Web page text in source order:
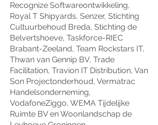
Recognize Softwareontwikkeling,
Royal T Shipyards, Senzer, Stichting
Cultuurbehoud Breda, Stichting de
Belvertshoeve, Taskforce-RIEC
Brabant-Zeeland, Team Rockstars IT,
Thwan van Gennip BV, Trade
Facilitation, Travion IT Distribution, Van
Son Projectonderhoud, Vermatrac
Handelsonderneming,
VodafoneZiggo, WEMA Tijdelijke
Ruimte BV en Woonlandschap de